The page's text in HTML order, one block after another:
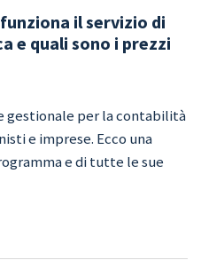
il servizio di
e quali sono i prezzi
gestionale per la contabilità
e imprese. Ecco una
e di tutte le sue